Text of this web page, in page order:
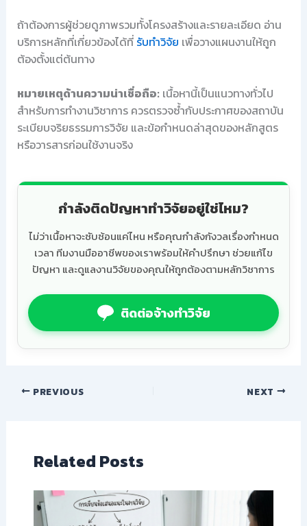
ถ้าต้องการผู้ช่วยดูภาพรวมทั้งโครงสร้างและรายละเอียด อ่าน
บริการหลักที่เกี่ยวข้องได้ที่ รับทำวิจัย เพื่อวางแผนงานให้ถูก
ต้องตั้งแต่ต้นทาง
หมายเหตุด้านความน่าเชื่อถือ: เนื้อหานี้เป็นแนวทางทั่วไป
สำหรับการทำงานวิชาการ ควรตรวจซ้ำกับประกาศของสถาบัน
ระเบียบจริยธรรมการวิจัย และข้อกำหนดล่าสุดของหลักสูตร
หรือวารสารก่อนใช้งานจริง
กำลังติดปัญหาทำวิจัยอยู่ใช่ไหม?
ไม่ว่าเนื้อหาจะซับซ้อนแค่ไหน หรือคุณกำลังกังวลเรื่องกำหนด
เวลา ทีมงานมืออาชีพของเราพร้อมให้คำปรึกษา ช่วยแก้ไข
ปัญหา และดูแลงานวิจัยของคุณให้ถูกต้องตามหลักวิชาการ
ติดต่อจ้างทำวิจัย
PREVIOUS NEXT
Related Posts